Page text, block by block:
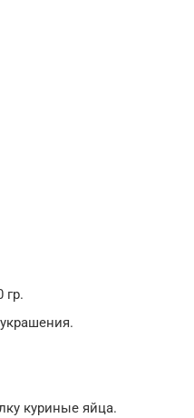
гр.
куриные яйца.